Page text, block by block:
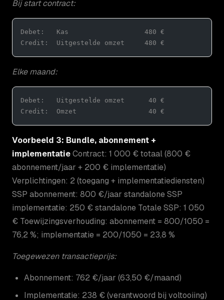
Bij start contract:
Debet:   Kas                   480 €
Credit:  Uitgestelde omzet     480 €
Elke maand:
Debet:   Uitgestelde omzet      40 €
Credit:  Omzet                  40 €
Voorbeeld 3: Bundle, abonnement +
implementatieContract: 1 000 € totaal (800 €
abonnement/jaar + 200 € implementatie)
Verplichtingen: 2 (toegang + implementatiediensten)
SSP abonnement: 800 €/jaar standalone SSP
implementatie: 250 € standalone Totale SSP: 1 050
€ Toewijzingsverhouding: abonnement = 800/1050 =
76,2 %; implementatie = 200/1050 = 23,8 %
Toegewezen transactieprijs:
Abonnement: 762 €/jaar (63,50 €/maand)
Implementatie: 238 € (verantwoord bij voltooiing)